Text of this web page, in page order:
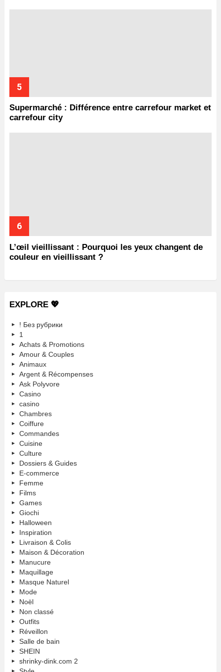
Supermarché : Différence entre carrefour market et
carrefour city
L’œil vieillissant : Pourquoi les yeux changent de
couleur en vieillissant ?
EXPLORE 💖
! Без рубрики
1
Achats & Promotions
Amour & Couples
Animaux
Argent & Récompenses
Ask Polyvore
Casino
casino
Chambres
Coiffure
Commandes
Cuisine
Culture
Dossiers & Guides
E-commerce
Femme
Films
Games
Giochi
Halloween
Inspiration
Livraison & Colis
Maison & Décoration
Manucure
Maquillage
Masque Naturel
Mode
Noël
Non classé
Outfits
Réveillon
Salle de bain
SHEIN
shrinky-dink.com 2